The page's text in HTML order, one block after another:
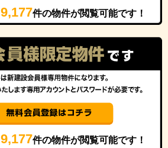
9,177件の物件が閲覧可能です！
9,177件の物件が閲覧可能です！